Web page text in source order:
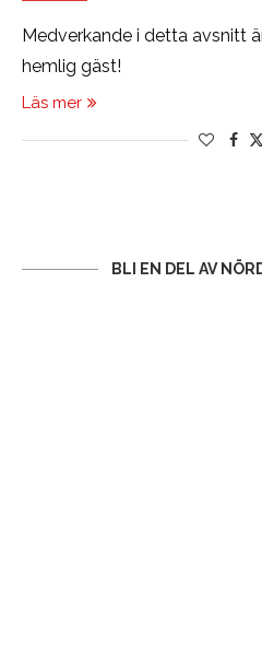
Medverkande i detta avsnitt
hemlig gäst!
Läs mer
BLI EN DEL AV